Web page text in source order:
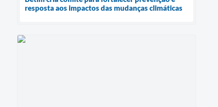
resposta aos impactos das mudanças climáticas